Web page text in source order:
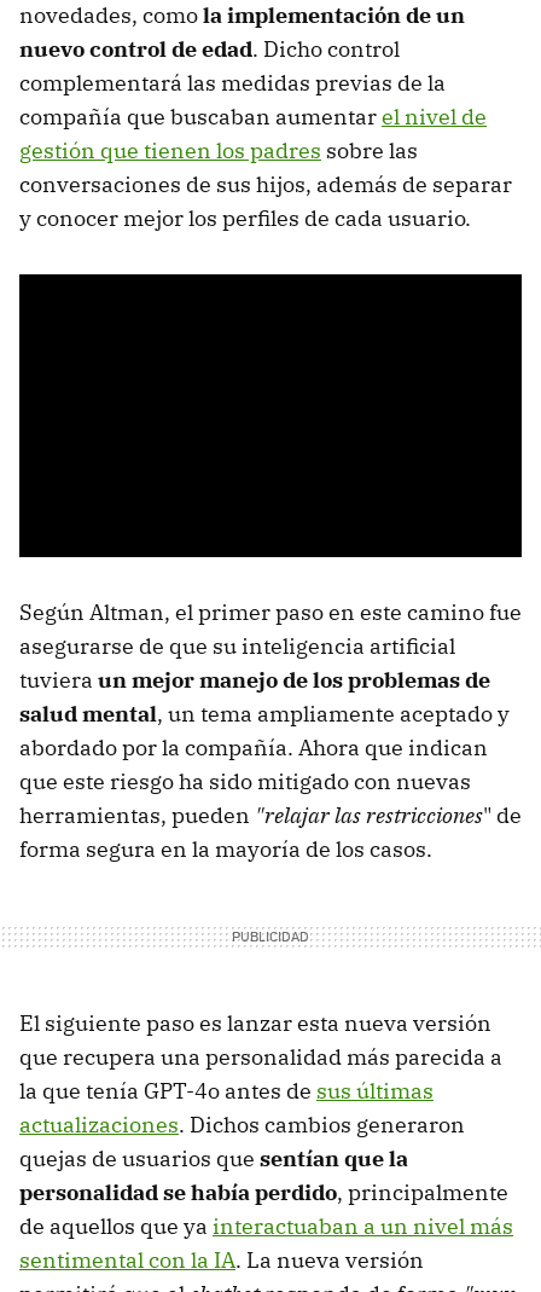
novedades, comola implementación de un
nuevo control de edad. Dicho control
complementará las medidas previas de la
compañía que buscaban aumentarel nivel de
gestión que tienen los padres sobre las
conversaciones de sus hijos, además de separar
y conocer mejor los perfiles de cada usuario.
Según Altman, el primer paso en este camino fue
asegurarse de que su inteligencia artificial
tuviera un mejor manejo de los problemas de
salud mental, un tema ampliamente aceptado y
abordado por la compañía. Ahora que indican
que este riesgo ha sido mitigado con nuevas
herramientas, pueden "relajar las restricciones" de
forma segura en la mayoría de los casos.
El siguiente paso es lanzar esta nueva versión
que recupera una personalidad más parecida a
la que tenía GPT-4o antes de sus últimas
actualizaciones. Dichos cambios generaron
quejas de usuarios que sentían que la
personalidad se había perdido, principalmente
de aquellos que ya interactuaban a un nivel más
sentimental con la IA. La nueva versión